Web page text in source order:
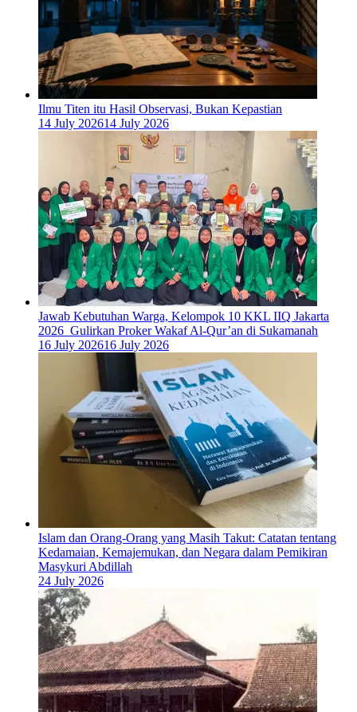
Ilmu Titen itu Hasil Observasi, Bukan Kepastian
14 July 202614 July 2026
Jawab Kebutuhan Warga, Kelompok 10 KKL IIQ Jakarta
2026 Gulirkan Proker Wakaf Al-Qur’an di Sukamanah
16 July 202616 July 2026
Islam dan Orang-Orang yang Masih Takut: Catatan tentang
Kedamaian, Kemajemukan, dan Negara dalam Pemikiran
Masykuri Abdillah
24 July 2026